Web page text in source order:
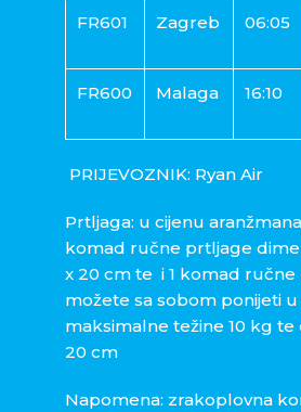
FR601 Zagreb 06:05
FR600 Malaga 16:10
PRIJEVOZNIK: Ryan Air
Prtljaga: u cijenu
komad ručne prtljage
x 20 cm te i 1 komad
možete sa sobom ponijeti
maksimalne težine 10 kg te
20 cm
Napomena: zrakoplovna